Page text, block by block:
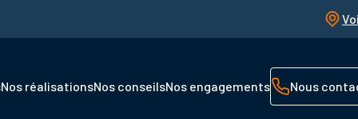
Nos réalisationsNos conseilsNos engagements Nous